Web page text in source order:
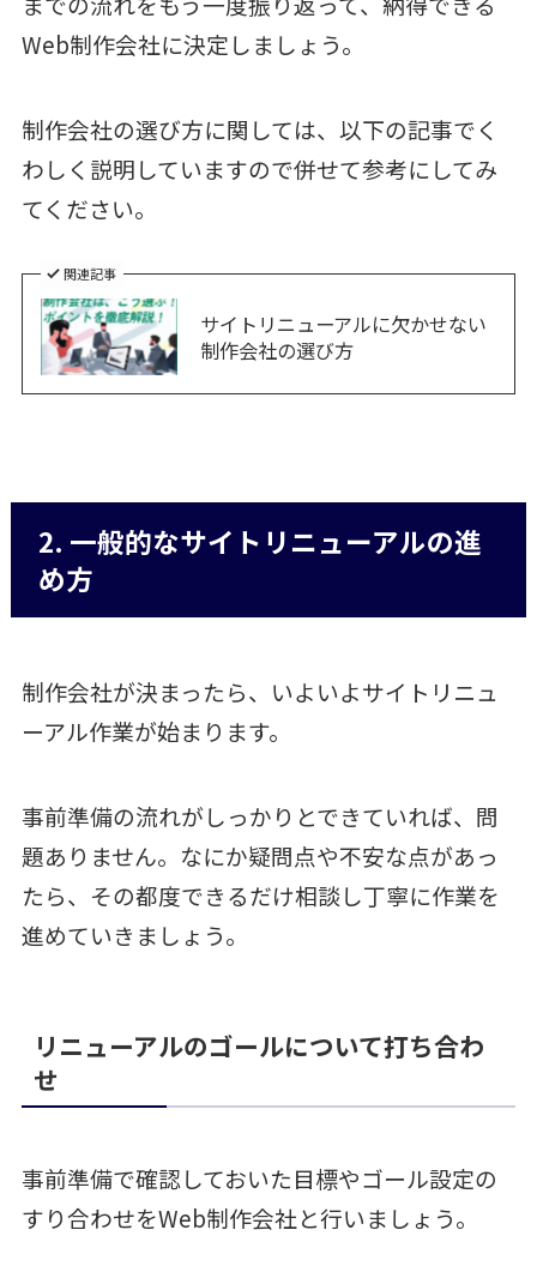
Web制作会社に決定しましょう。
制作会社の選び方に関しては、以下の記事でく
わしく説明していますので併せて参考にしてみ
てください。
関連記事
サイトリニューアルに欠かせない
制作会社の選び方
2. 一般的なサイトリニューアルの進
め方
制作会社が決まったら、いよいよサイトリニュ
ーアル作業が始まります。
事前準備の流れがしっかりとできていれば、問
題ありません。なにか疑問点や不安な点があっ
たら、その都度できるだけ相談し丁寧に作業を
進めていきましょう。
リニューアルのゴールについて打ち合わ
せ
事前準備で確認しておいた目標やゴール設定の
すり合わせをWeb制作会社と行いましょう。